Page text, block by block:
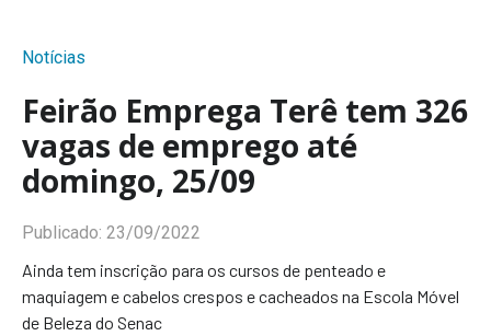
Notícias
Feirão Emprega Terê tem 326
vagas de emprego até
domingo, 25/09
Publicado: 23/09/2022
Ainda tem inscrição para os cursos de penteado e
maquiagem e cabelos crespos e cacheados na Escola Móvel
de Beleza do Senac